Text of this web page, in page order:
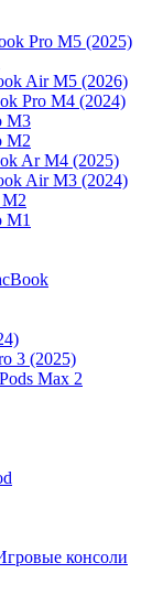
Pro M5 (2025)
Air M5 (2026)
Pro M4 (2024)
M3
M2
Ar M4 (2025)
Air M3 (2024)
M1
3 (2025)
Max 2
консоли